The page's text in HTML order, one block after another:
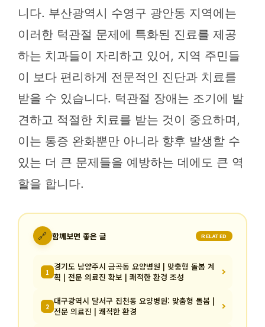
니다. 부산광역시 수영구 광안동 지역에는
이러한 턱관절 문제에 특화된 진료를 제공
하는 치과들이 자리하고 있어, 지역 주민들
이 보다 편리하게 전문적인 진단과 치료를
받을 수 있습니다. 턱관절 장애는 조기에 발
견하고 적절한 치료를 받는 것이 중요하며,
이는 통증 완화뿐만 아니라 향후 발생할 수
있는 더 큰 문제들을 예방하는 데에도 큰 역
할을 합니다.
🔗 함께보면 좋은 글 RELATED
1 경기도 남양주시 금곡동 요양병원 | 맞춤형 돌봄 계
획 | 전문 의료진 확보 | 쾌적한 환경 조성
2 대구광역시 달서구 진천동 요양병원: 맞춤형 돌봄 |
전문 의료진 | 쾌적한 환경